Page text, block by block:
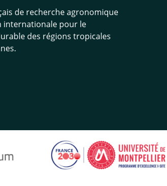
de recherche agronomique
internationale pour le
des régions tropicales